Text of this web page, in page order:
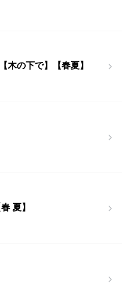
木の下で】【春夏】
夏】